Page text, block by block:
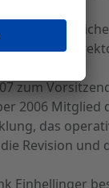
die
zum
2006 Mitglied
das
Revision und
Einhellinger